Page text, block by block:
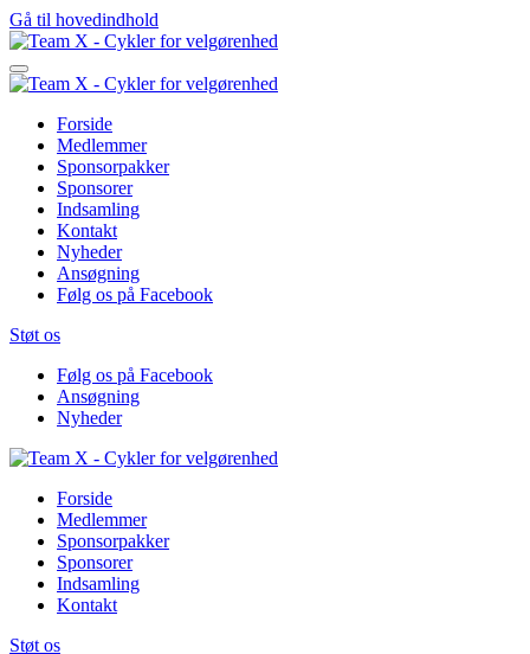
Gå til hovedindhold
Forside
Medlemmer
Sponsorpakker
Sponsorer
Indsamling
Kontakt
Nyheder
Ansøgning
Følg os på Facebook
Støt os
Følg os på Facebook
Ansøgning
Nyheder
Forside
Medlemmer
Sponsorpakker
Sponsorer
Indsamling
Kontakt
Støt os